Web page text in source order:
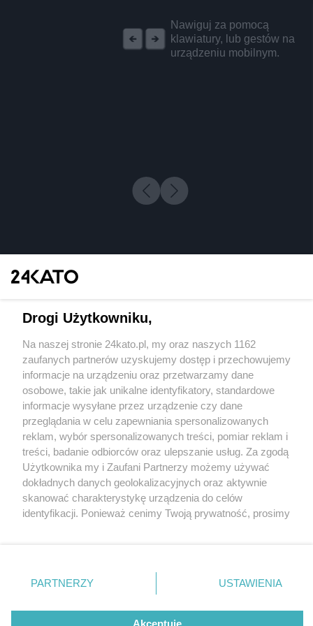
Nawiguj za pomocą
klawiatury, lub gestów na
urządzeniu mobilnym.
3 / 0
Wydawca mediów lokalnych
Nie zapomnij
zapoznać się z:
polityką prywatności regulamin korzystania z portali
Twojemiasto
Piekary Śląskie
Chorzów
Tarnowskie Góry
Gliwice
Skontakuj sięz nami
Kontakt
Wydawca
Redakcja
Drogi Użytkowniku,
Na naszej stronie 24kato.pl, my oraz naszych 1162
zaufanych partnerów uzyskujemy dostęp i przechowujemy
informacje na urządzeniu oraz przetwarzamy dane
osobowe, takie jak unikalne identyfikatory, standardowe
informacje wysyłane przez urządzenie czy dane
przeglądania w celu zapewniania spersonalizowanych
reklam, wybór spersonalizowanych treści, pomiar reklam i
treści, badanie odbiorców oraz ulepszanie usług. Za zgodą
Użytkownika my i Zaufani Partnerzy możemy używać
dokładnych danych geolokalizacyjnych oraz aktywnie
skanować charakterystykę urządzenia do celów
identyfikacji. Ponieważ cenimy Twoją prywatność, prosimy
prywatności znajdujący się w lewym dolnym rogu strony
. Niektóre rodzaje przetwarzania danych nie wymagają
zgody użytkownika, ale masz prawo sprzeciwić się
takiemu przetwarzaniu. Preferencje będą miały
PARTNERZY USTAWIENIA
Akceptuję